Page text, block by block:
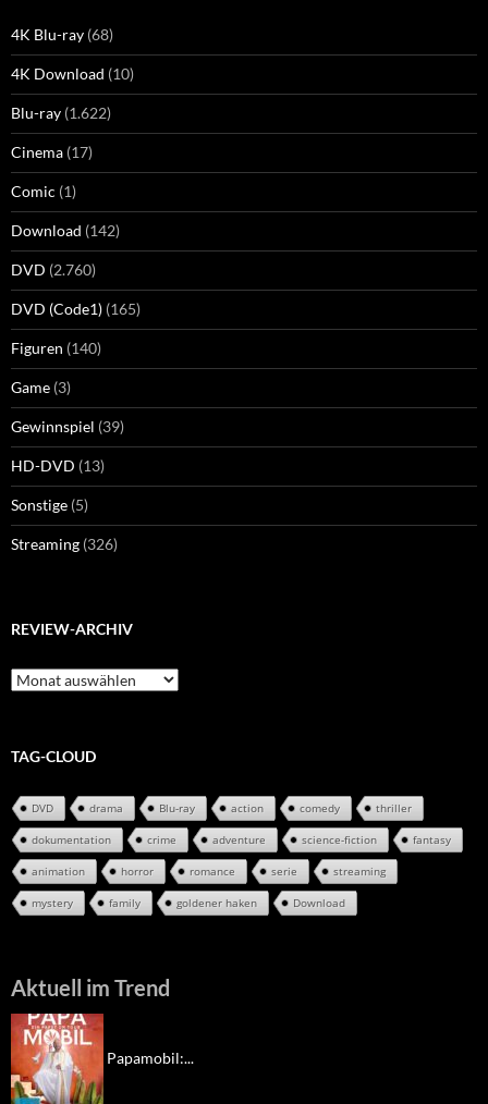
4K Blu-ray (68)
4K Download (10)
Blu-ray (1.622)
Cinema (17)
Comic (1)
Download (142)
DVD (2.760)
DVD (Code1) (165)
Figuren (140)
Game (3)
Gewinnspiel (39)
HD-DVD (13)
Sonstige (5)
Streaming (326)
REVIEW-ARCHIV
Review-
Archiv
TAG-CLOUD
DVD drama Blu-ray action comedy thriller
dokumentation crime adventure science-fiction fantasy
animation horror romance serie streaming
mystery family goldener haken Download
Aktuell im Trend
Papamobil:...